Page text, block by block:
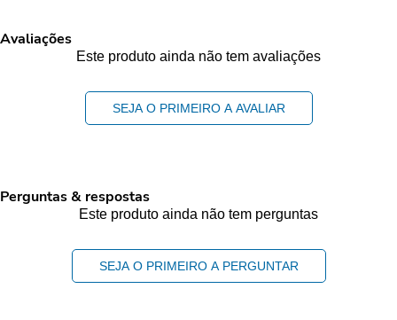
Avaliações
Este produto ainda não tem avaliações
SEJA O PRIMEIRO A AVALIAR
Perguntas & respostas
Este produto ainda não tem perguntas
SEJA O PRIMEIRO A PERGUNTAR